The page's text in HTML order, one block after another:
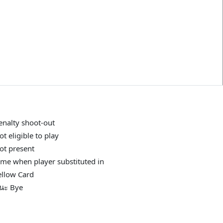
shoot-out
eligible to play
present
when player substituted in
Card
ะ Bye